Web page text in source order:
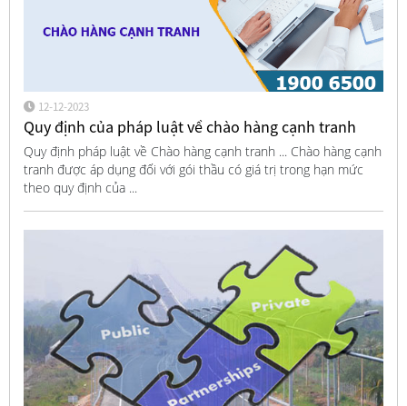
12-12-2023
Quy định của pháp luật về chào hàng cạnh tranh
Quy định pháp luật về Chào hàng cạnh tranh ... Chào hàng cạnh
tranh được áp dụng đối với gói thầu có giá trị trong hạn mức
theo quy định của ...